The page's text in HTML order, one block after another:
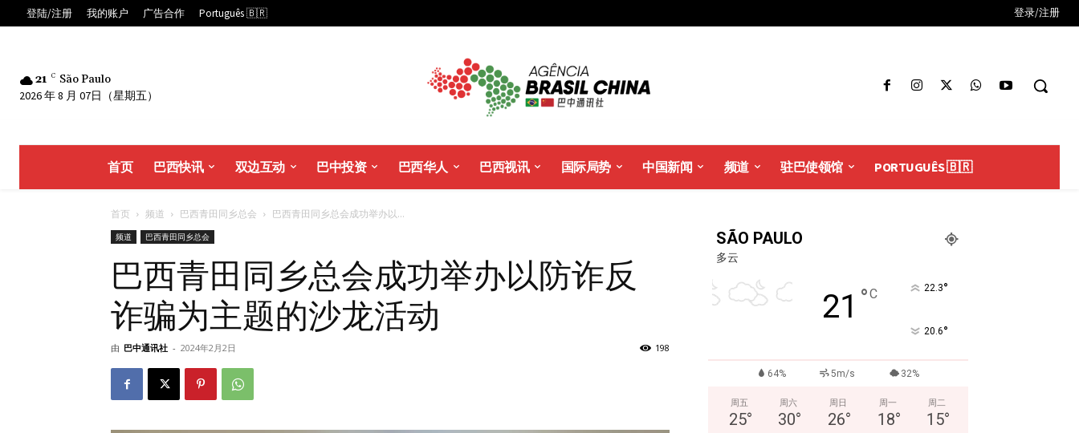
登陆/注册 我的账户 广告合作 Português 🇧🇷 登录/注册
21 C São Paulo
2026 年 8 月 07日（星期五）
首页 巴西快讯 双边互动 巴中投资 巴西华人 巴西视讯 国际局势 中国新闻 频道 驻巴使领馆 PORTUGUÊS 🇧🇷
首页 频道 巴西青田同乡总会 巴西青田同乡总会成功举办以...
频道 巴西青田同乡总会
巴西青田同乡总会成功举办以防诈反
诈骗为主题的沙龙活动
由 巴中通讯社 - 2024年2月2日 198
SÃO PAULO
多云
21 °C 22.3°
20.6°
64% 5m/s 32%
周五
25°
周六
30°
周日
26°
周一
18°
周二
15°